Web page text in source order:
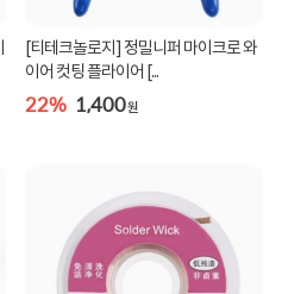
[티테크놀로지] 정밀니퍼 마이크로 와
이어 컷팅 플라이어 [...
22% 1,400원